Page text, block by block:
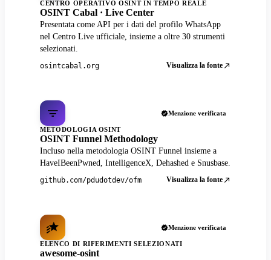
CENTRO OPERATIVO OSINT IN TEMPO REALE
OSINT Cabal · Live Center
Presentata come API per i dati del profilo WhatsApp
nel Centro Live ufficiale, insieme a oltre 30 strumenti
selezionati.
osintcabal.org Visualizza la fonte
Menzione verificata
METODOLOGIA OSINT
OSINT Funnel Methodology
Incluso nella metodologia OSINT Funnel insieme a
HaveIBeenPwned, IntelligenceX, Dehashed e Snusbase.
github.com/pdudotdev/ofm Visualizza la fonte
Menzione verificata
ELENCO DI RIFERIMENTI SELEZIONATI
awesome-osint